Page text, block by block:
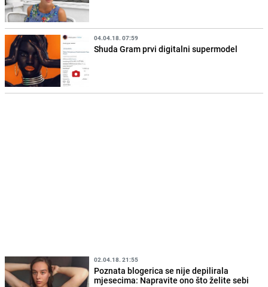
04.04.18. 07:59
Shuda Gram prvi digitalni supermodel
02.04.18. 21:55
Poznata blogerica se nije depilirala
mjesecima: Napravite ono što želite sebi